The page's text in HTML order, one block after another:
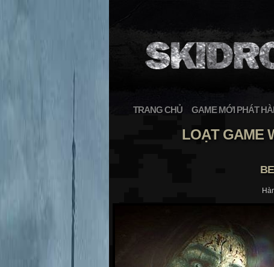
TRANG CHỦ GAME MỚI PHÁT
LOẠT GAME